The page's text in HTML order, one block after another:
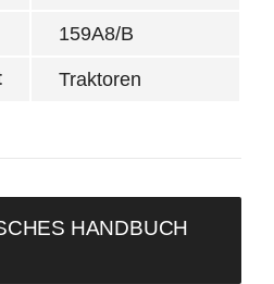
159A8/B
Traktoren
HANDBUCH